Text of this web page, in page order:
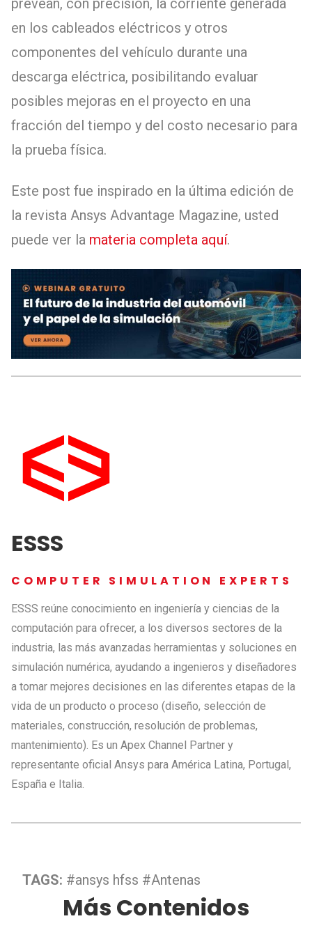
en los cableados eléctricos y otros
componentes del vehículo durante una
descarga eléctrica, posibilitando evaluar
posibles mejoras en el proyecto en una
fracción del tiempo y del costo necesario para
la prueba física.
Este post fue inspirado en la última edición de
la revista Ansys Advantage Magazine, usted
puede ver la materia completa aquí.
ESSS
COMPUTER SIMULATION EXPERTS
ESSS reúne conocimiento en ingeniería y ciencias de la
computación para ofrecer, a los diversos sectores de la
industria, las más avanzadas herramientas y soluciones en
simulación numérica, ayudando a ingenieros y diseñadores
a tomar mejores decisiones en las diferentes etapas de la
vida de un producto o proceso (diseño, selección de
materiales, construcción, resolución de problemas,
mantenimiento). Es un Apex Channel Partner y
representante oficial Ansys para América Latina, Portugal,
España e Italia.
TAGS: #ansys hfss #Antenas
Más Contenidos